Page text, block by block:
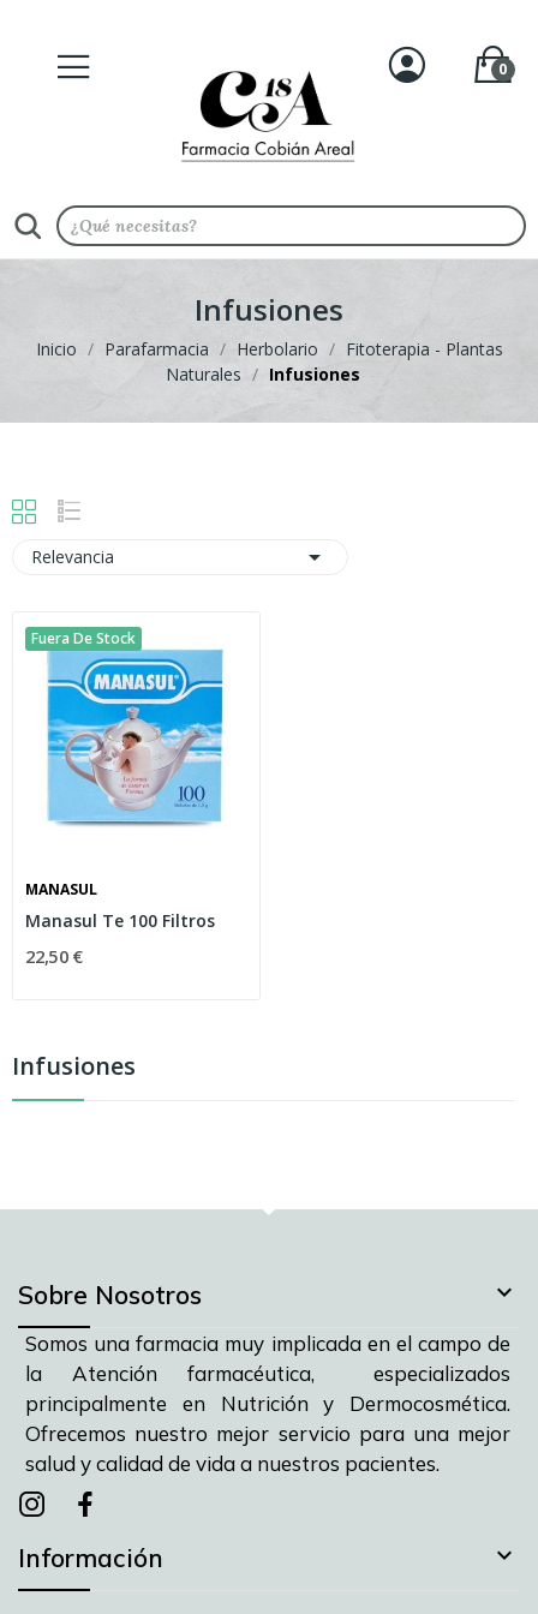
0
Infusiones
Inicio Parafarmacia Herbolario
Fitoterapia - Plantas
Naturales
Infusiones
Infusiones
Relevancia 
Fuera De Stock
MANASUL
Manasul Te 100 Filtros
22,50 €
Sobre Nosotros 
Somos una farmacia muy implicada en el campo de
la Atención farmacéutica, especializados
principalmente en Nutrición y Dermocosmética.
Ofrecemos nuestro mejor servicio para una mejor
salud y calidad de vida a nuestros pacientes.
Información 